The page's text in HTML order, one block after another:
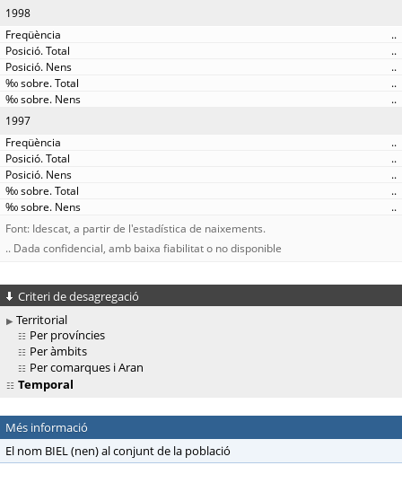
1998
..
..
..
..
..
1997
..
..
..
..
..
Font: Idescat, a partir de l'estadística de naixements.
.. Dada confidencial, amb baixa fiabilitat o no disponible
Criteri de desagregació
Territorial
Per províncies
Per àmbits
Per comarques i Aran
Temporal
Més informació
El nom BIEL (nen) al conjunt de la població